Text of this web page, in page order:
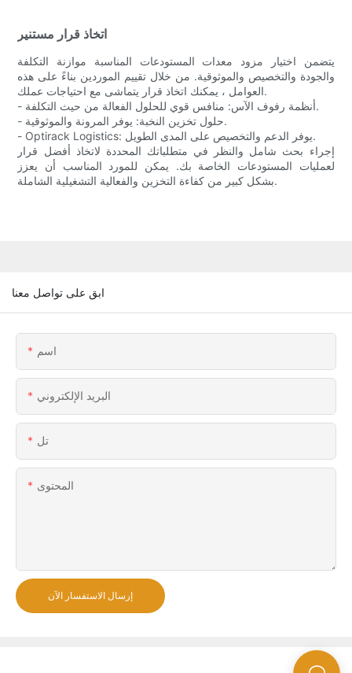
اتخاذ قرار مستنير
يتضمن اختيار مزود معدات المستودعات المناسبة موازنة التكلفة
والجودة والتخصيص والموثوقية. من خلال تقييم الموردين بناءً على هذه
العوامل ، يمكنك اتخاذ قرار يتماشى مع احتياجات عملك.
- أنظمة رفوف الآس: منافس قوي للحلول الفعالة من حيث التكلفة.
- حلول تخزين النخبة: يوفر المرونة والموثوقية.
- Optirack Logistics: يوفر الدعم والتخصيص على المدى الطويل.
إجراء بحث شامل والنظر في متطلباتك المحددة لاتخاذ أفضل قرار
لعمليات المستودعات الخاصة بك. يمكن للمورد المناسب أن يعزز
بشكل كبير من كفاءة التخزين والفعالية التشغيلية الشاملة.
ابق على تواصل معنا
اسم
البريد الإلكتروني
تل
المحتوى
إرسال الاستفسار الآن